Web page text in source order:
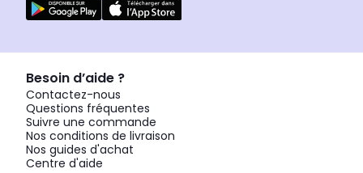
Besoin d’aide ?
Contactez-nous
Questions fréquentes
Suivre une commande
Nos conditions de livraison
Nos guides d'achat
Centre d'aide